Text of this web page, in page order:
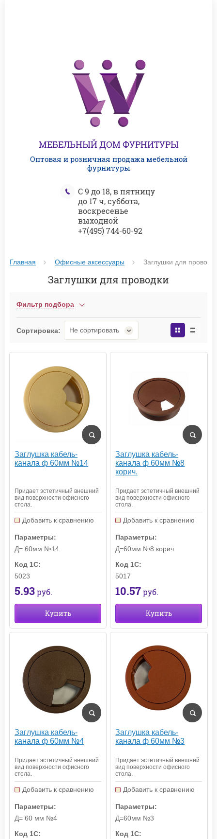
МЕБЕЛЬНЫЙ ДОМ ФУРНИТУРЫ
Оптовая и розничная продажа мебельной
фурнитуры
С 9 до 18, в пятницу
до 17 ч, суббота,
воскресенье
выходной
+7(495) 744-60-92
Главная Офисные аксессуары Заглушки для
Заглушки для проводки
Фильтр подбора
Сортировка: Не сортировать
Заглушка кабель-
канала ф 60мм №14
Придает эстетичный внешний
вид поверхности офисного
стола.
Добавить к сравнению
Параметры:
Д= 60мм №14
Код 1С:
5023
5.93руб.
Купить
Заглушка кабель-
канала ф 60мм №8
корич.
Придает эстетичный внешний
вид поверхности офисного
стола.
Добавить к сравнению
Параметры:
Д=60мм №8 корич
Код 1С:
5017
10.57 руб.
Купить
Заглушка кабель-
канала ф 60мм №4
Придает эстетичный внешний
вид поверхности офисного
стола.
Добавить к сравнению
Параметры:
Д= 60 мм №4
Код 1С:
Заглушка кабель-
канала ф 60мм №3
Придает эстетичный внешний
вид поверхности офисного
стола.
Добавить к сравнению
Параметры:
Д=60мм №3
Код 1С: